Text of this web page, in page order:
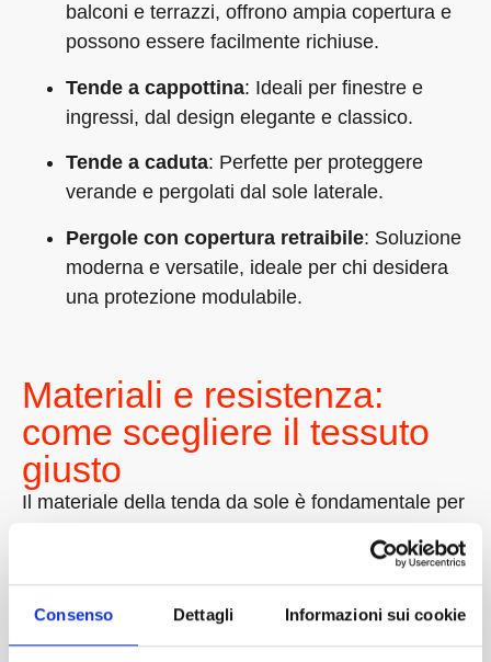
Consenso Dettagli Informazioni sui cookie
balconi e terrazzi, offrono ampia copertura e
possono essere facilmente richiuse.
Tende a cappottina: Ideali per finestre e
ingressi, dal design elegante e classico.
Tende a caduta: Perfette per proteggere
verande e pergolati dal sole laterale.
Pergole con copertura retraibile: Soluzione
moderna e versatile, ideale per chi desidera
una protezione modulabile.
Materiali e resistenza:
come scegliere il tessuto
giusto
Il materiale della tenda da sole è fondamentale per
Acrilico
: Ottima resistenza ai raggi UV e agli